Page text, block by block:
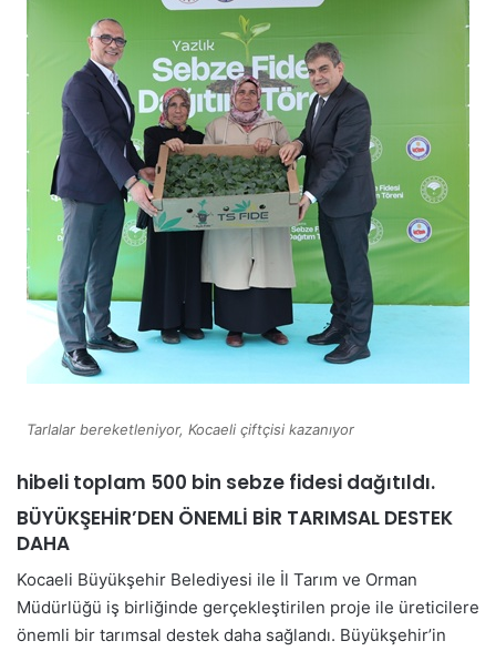
Tarlalar bereketleniyor, Kocaeli çiftçisi kazanıyor
hibeli toplam 500 bin sebze fidesi dağıtıldı.
BÜYÜKŞEHİR’DEN ÖNEMLİ BİR TARIMSAL DESTEK
DAHA
Kocaeli Büyükşehir Belediyesi ile İl Tarım ve Orman
Müdürlüğü iş birliğinde gerçekleştirilen proje ile üreticilere
önemli bir tarımsal destek daha sağlandı. Büyükşehir’in